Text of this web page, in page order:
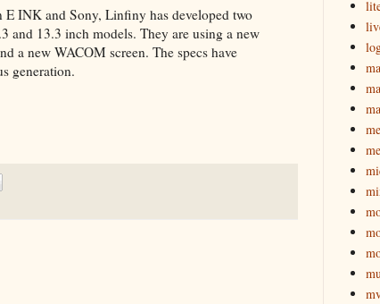
INK and Sony, Linfiny has developed two
and 13.3 inch models. They are using a new
a new WACOM screen. The specs have
generation.